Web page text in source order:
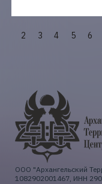
2 3 4 5 6
ООО "Архангельский
1082902001467, ИНН